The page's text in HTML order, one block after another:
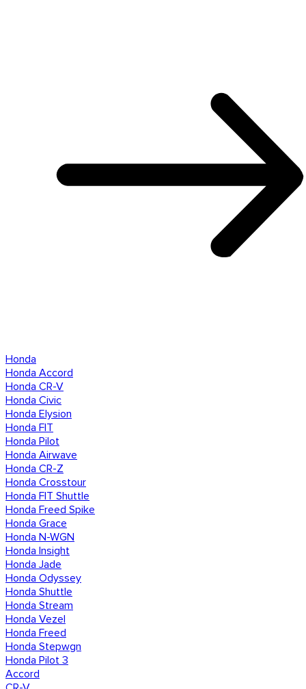
Honda
Honda Accord
Honda CR-V
Honda Civic
Honda Elysion
Honda FIT
Honda Pilot
Honda Airwave
Honda CR-Z
Honda Crosstour
Honda FIT Shuttle
Honda Freed Spike
Honda Grace
Honda N-WGN
Honda Insight
Honda Jade
Honda Odyssey
Honda Shuttle
Honda Stream
Honda Vezel
Honda Freed
Honda Stepwgn
Honda Pilot 3
Accord